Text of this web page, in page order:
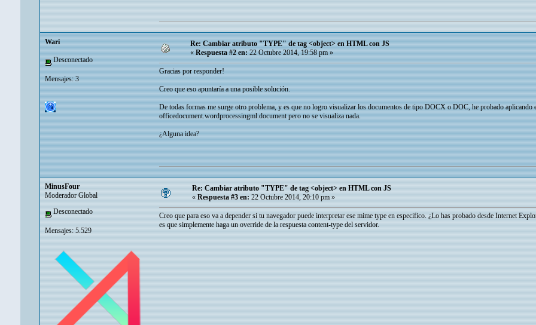
Wari
Desconectado
Mensajes: 3
Re: Cambiar atributo "TYPE" de tag <object> en HTML con JS
«Respuesta #2 en:22 Octubre 2014, 19:58 pm »
Gracias por responder!
Creo que eso apuntaría a una posible solución.
De todas formas me surge otro problema, y es que no logro visualizar los documentos de tipo DOCX o DOC, he probado
officedocument.wordprocessingml.document pero no se visualiza nada.
¿Alguna idea?
MinusFour
Moderador Global
Desconectado
Mensajes: 5.529
Re: Cambiar atributo "TYPE" de tag <object> en HTML con JS
« Respuesta #3 en: 22 Octubre 2014, 20:10 pm »
Creo que para eso va a depender si tu navegador puede interpretar ese mime type en especifico. ¿Lo has probado desde Internet
es que simplemente haga un override de la respuesta content-type del servidor.